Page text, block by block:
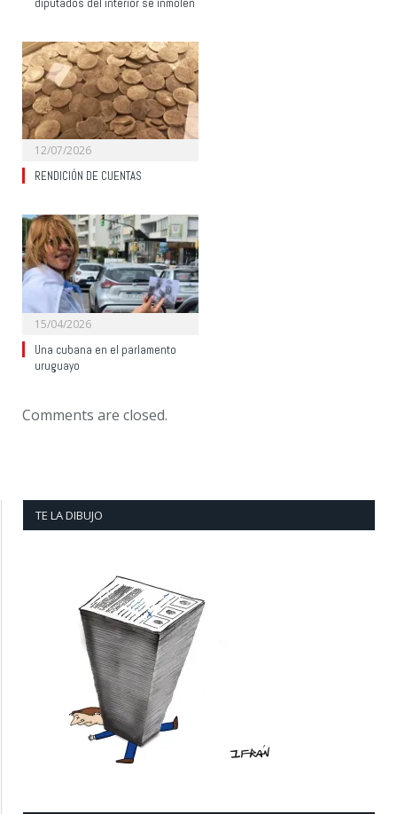
diputados del interior se inmolen
12/07/2026
RENDICIÓN DE CUENTAS
15/04/2026
Una cubana en el parlamento
uruguayo
Comments are closed.
TE LA DIBUJO